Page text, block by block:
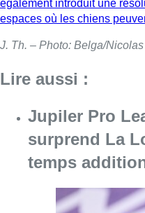
également introduit une
espaces où les chiens
J. Th. – Photo: Belga/
Lire aussi :
Jupiler Pro
surprend La
temps